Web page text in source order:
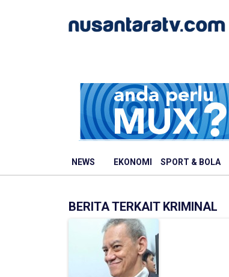
NEWS EKONOMI SPORT & BOLA
BERITA TERKAIT KRIMINAL